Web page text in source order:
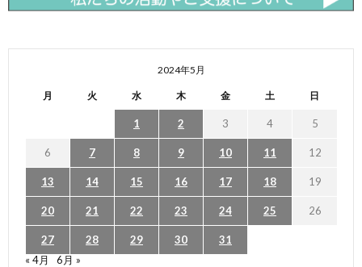
2024年5月
月 火 水 木 金 土 日
1 2 3 4 5
6 7 8 9 10 11 12
13 14 15 16 17 18 19
20 21 22 23 24 25 26
27 28 29 30
31
« 4月
6月 »